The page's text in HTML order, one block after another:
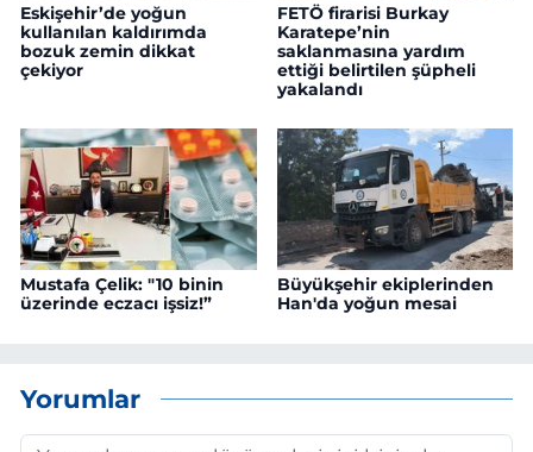
Eskişehir’de yoğun
kullanılan kaldırımda
bozuk zemin dikkat
çekiyor
FETÖ firarisi Burkay
Karatepe’nin
saklanmasına yardım
ettiği belirtilen şüpheli
yakalandı
Mustafa Çelik: "10 binin
üzerinde eczacı işsiz!”
Büyükşehir ekiplerinden
Han'da yoğun mesai
Yorumlar